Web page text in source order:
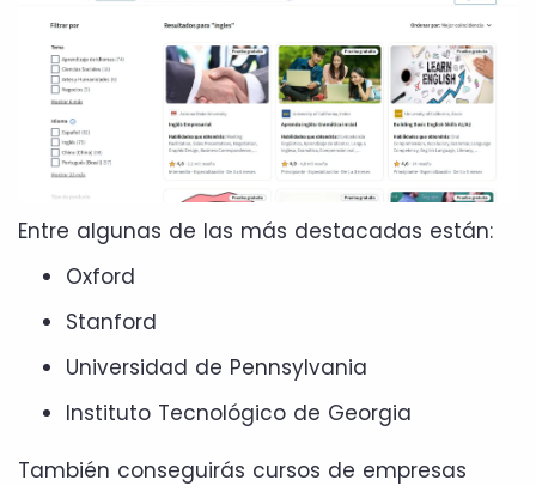
Entre algunas de las más destacadas están:
Oxford
Stanford
Universidad de Pennsylvania
Instituto Tecnológico de Georgia
También conseguirás cursos de empresas